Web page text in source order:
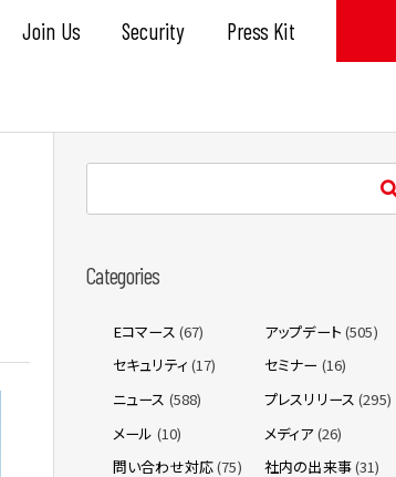
Join Us Security Press Kit
Categories
Eコマース (67) アップデート (505)
セキュリティ (17) セミナー (16)
ニュース (588) プレスリリース (295)
メール (10) メディア (26)
問い合わせ対応(75) 社内の出来事(31)